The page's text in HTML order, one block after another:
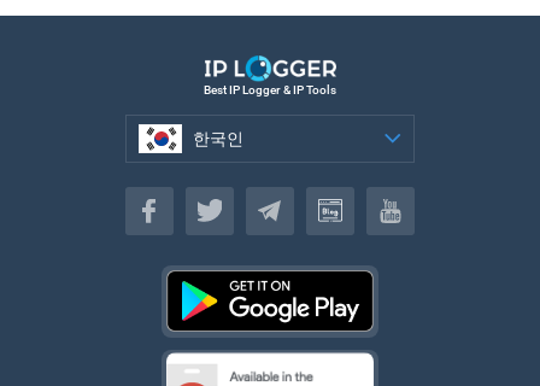
Best IP Logger & IP Tools
한국인
한국인